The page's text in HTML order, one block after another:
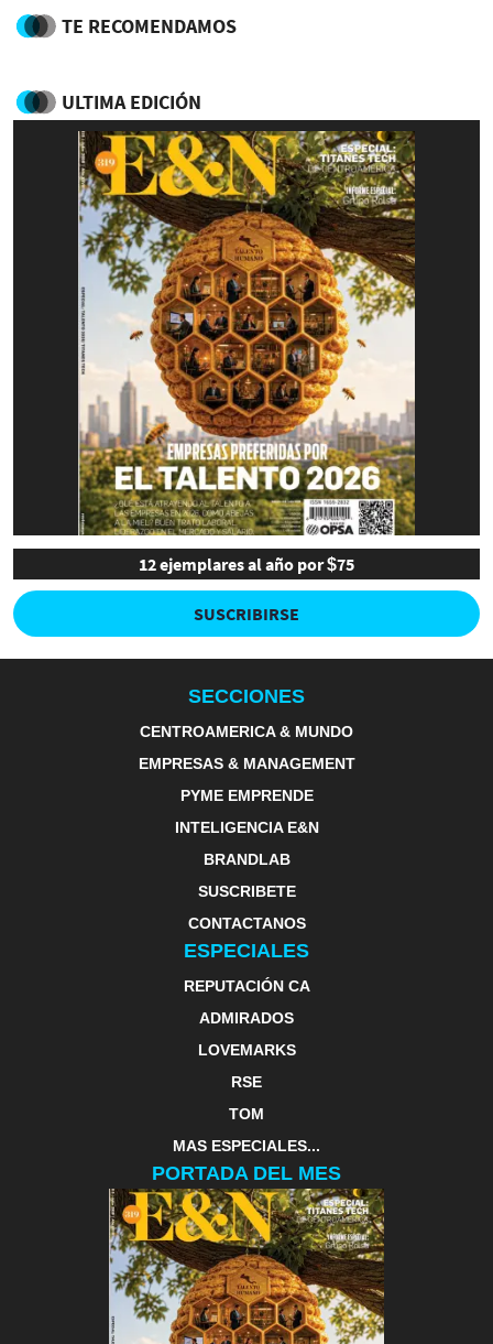
TE RECOMENDAMOS
ULTIMA EDICIÓN
12 ejemplares al año por $75
SUSCRIBIRSE
SECCIONES
CENTROAMERICA & MUNDO
EMPRESAS & MANAGEMENT
PYME EMPRENDE
INTELIGENCIA E&N
BRANDLAB
SUSCRIBETE
CONTACTANOS
ESPECIALES
REPUTACIÓN CA
ADMIRADOS
LOVEMARKS
RSE
TOM
MAS ESPECIALES...
PORTADA DEL MES